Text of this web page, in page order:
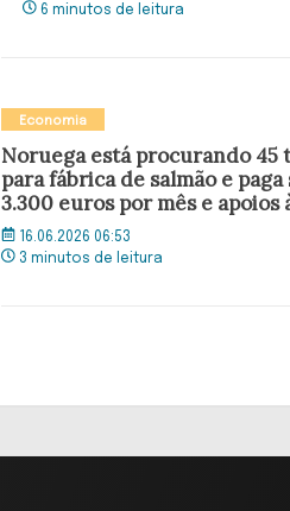
6 minutos de leitura
Economia
Noruega está procurando 45
para fábrica de salmão e
3.300 euros por mês e apoios
16.06.2026 06:53
3 minutos de leitura